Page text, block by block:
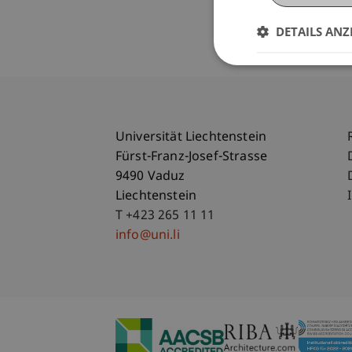
Universität Liechtenstein
Fürst-Franz-Josef-Strasse
9490 Vaduz
Liechtenstein
T +423 265 11 11
info@uni.li
DETAILS